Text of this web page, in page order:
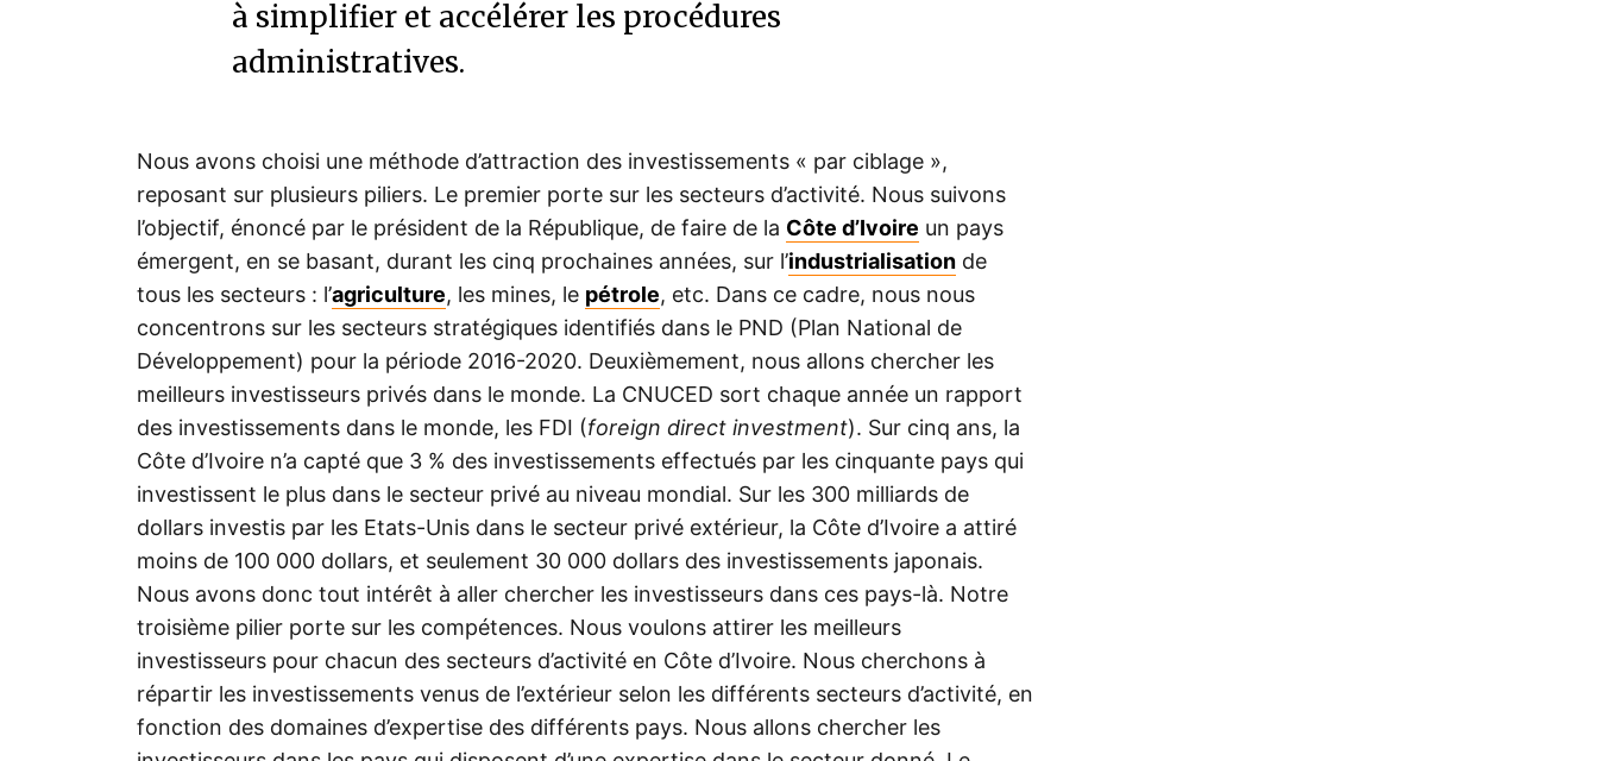
à simplifier et accélérer les procédures
administratives.
Nous avons choisi une méthode d’attraction des investissements « par ciblage »,
reposant sur plusieurs piliers. Le premier porte sur les secteurs d’activité. Nous suivons
l’objectif, énoncé par le président de la République, de faire de la Côte d’Ivoire un pays
émergent, en se basant, durant les cinq prochaines années, sur l’industrialisation de
tous les secteurs : l’agriculture, les mines, le pétrole, etc. Dans ce cadre, nous nous
concentrons sur les secteurs stratégiques identifiés dans le PND (Plan National de
Développement) pour la période 2016-2020. Deuxièmement, nous allons chercher les
meilleurs investisseurs privés dans le monde. La CNUCED sort chaque année un rapport
des investissements dans le monde, les FDI (foreign direct investment). Sur cinq ans, la
Côte d’Ivoire n’a capté que 3 % des investissements effectués par les cinquante pays qui
investissent le plus dans le secteur privé au niveau mondial. Sur les 300 milliards de
dollars investis par les Etats-Unis dans le secteur privé extérieur, la Côte d’Ivoire a attiré
moins de 100 000 dollars, et seulement 30 000 dollars des investissements japonais.
Nous avons donc tout intérêt à aller chercher les investisseurs dans ces pays-là. Notre
troisième pilier porte sur les compétences. Nous voulons attirer les meilleurs
investisseurs pour chacun des secteurs d’activité en Côte d’Ivoire. Nous cherchons à
répartir les investissements venus de l’extérieur selon les différents secteurs d’activité, en
fonction des domaines d’expertise des différents pays. Nous allons chercher les